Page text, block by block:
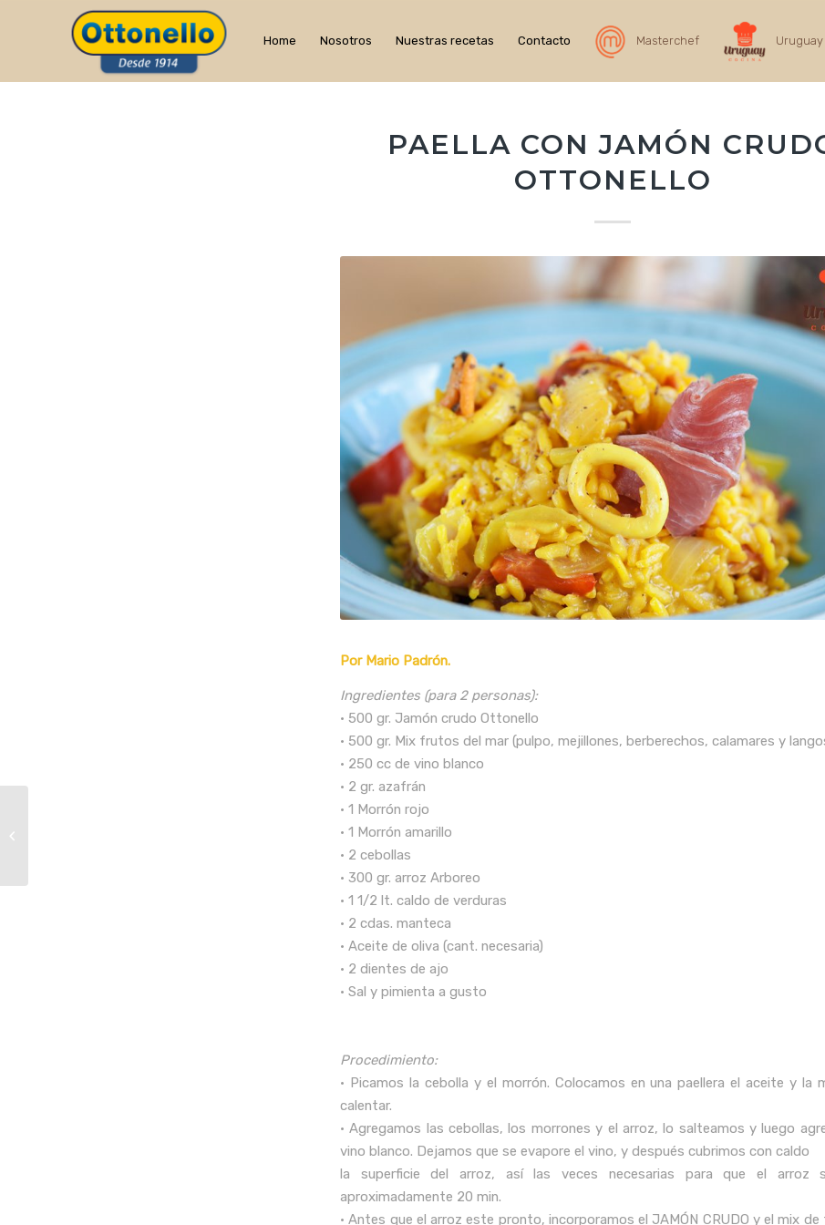
Home Nosotros Nuestras recetas Contacto Masterchef
PAELLA CON JAMÓN
OTTONELLO
Por Mario Padrón.
Ingredientes (para 2 personas):
• 500 gr. Jamón crudo Ottonello
• 500 gr. Mix frutos del mar (pulpo, mejillones, berberechos, calamares y
• 250 cc de vino blanco
• 2 gr. azafrán
• 1 Morrón rojo
• 1 Morrón amarillo
• 2 cebollas
• 300 gr. arroz Arboreo
• 1 1/2 lt. caldo de verduras
• 2 cdas. manteca
• Aceite de oliva (cant. necesaria)
• 2 dientes de ajo
• Sal y pimienta a gusto
Procedimiento:
• Picamos la cebolla y el morrón. Colocamos en una paellera el aceite y la
calentar.
• Agregamos las cebollas, los morrones y el arroz, lo salteamos y luego
vino blanco. Dejamos que se evapore el vino, y después cubrimos con caldo
la superficie del arroz, así las veces necesarias para que el arroz
aproximadamente 20 min.
• Antes que el arroz este pronto, incorporamos el JAMÓN CRUDO y el mix